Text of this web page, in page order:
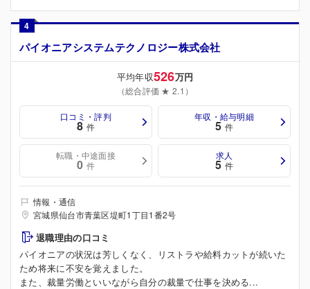
4
パイオニアシステムテクノロジー株式会社
平均年収526万円
（総合評価 ★ 2.1）
口コミ・評判
8 件
年収・給与明細
5 件
転職・中途面接
0 件
求人
5 件
情報・通信
宮城県仙台市青葉区堤町1丁目1番2号
退職理由の口コミ
パイオニアの状況は芳しくなく、リストラや給料カットが続いた
ため将来に不安を覚えました。
また、裁量労働といいながら自分の裁量で仕事を決める...